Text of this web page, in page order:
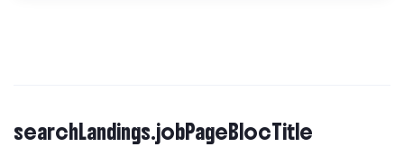
searchLandings.jobPageBlocTitle